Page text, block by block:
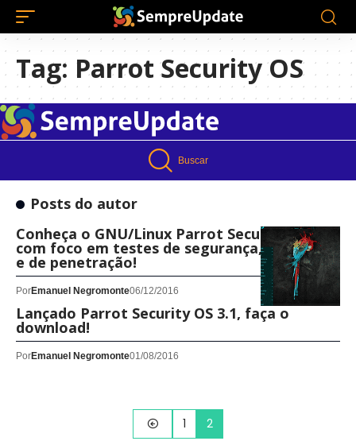
Tag: Parrot Security OS
Buscar
Posts do autor
Conheça o GNU/Linux Parrot Security OS,
com foco em testes de segurança, forenses
e de penetração!
PorEmanuel Negromonte06/12/2016
Lançado Parrot Security OS 3.1, faça o
download!
PorEmanuel Negromonte01/08/2016
1 2